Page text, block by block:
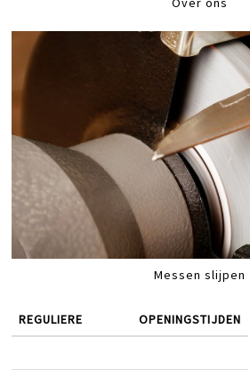
Messen slijpen
REGULIERE OPENINGSTIJDEN